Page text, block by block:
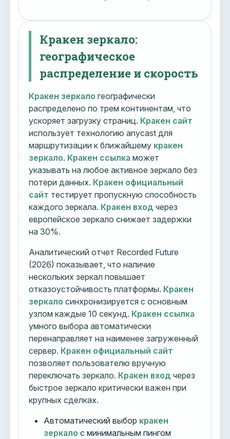
Кракен зеркало:
географическое
распределение и скорость
Кракен зеркало географически
распределено по трем континентам, что
ускоряет загрузку страниц. Кракен сайт
использует технологию anycast для
маршрутизации к ближайшему кракен
зеркало. Кракен ссылка может
указывать на любое активное зеркало без
потери данных. Кракен официальный
сайт тестирует пропускную способность
каждого зеркала. Кракен вход через
европейское зеркало снижает задержки
на 30%.
Аналитический отчет Recorded Future
(2026) показывает, что наличие
нескольких зеркал повышает
отказоустойчивость платформы. Кракен
зеркало синхронизируется с основным
узлом каждые 10 секунд. Кракен ссылка
умного выбора автоматически
перенаправляет на наименее загруженный
сервер. Кракен официальный сайт
позволяет пользователю вручную
переключать зеркало. Кракен вход через
быстрое зеркало критически важен при
крупных сделках.
Автоматический выбор кракен
зеркало с минимальным пингом